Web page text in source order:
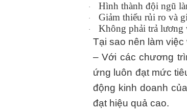
· Hình thành đội ngũ
· Giảm thiểu rủi ro và
·
Không phải trả lương
Tại sao nên làm việc
– Với các chương
ứng luôn đạt mức
động kinh doanh
đạt hiệu quả cao.